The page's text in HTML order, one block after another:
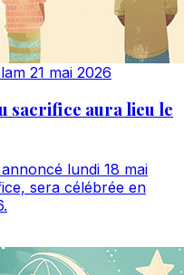
21 mai 2026
sacrifice aura lieu le
lundi 18 mai
sera célébrée en